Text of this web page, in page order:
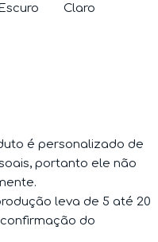
Escuro
Claro
é personalizado de
portanto ele não
leva de 5 até 20
do